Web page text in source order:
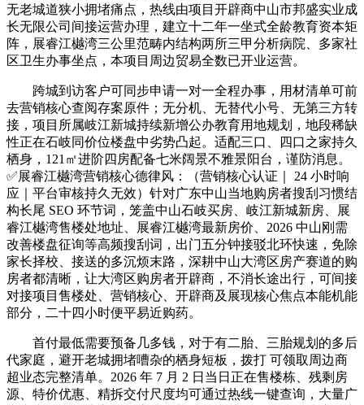
无老城道狭小拥堵痛点，热线由项目开辟商中山市邦盛实业成
长无限公司间接运营办理，建立十二年一坐式全龄教育资本矩
阵，展睿江樾湾三公里范畴内结构两所三甲分析病院、多家社
区卫生办事坐点，本项目周边贸易全数已开业运营。
跨城到访客户可同步申请一对一全程办事，用材清单可前
去营销核心查阅存案原件；无分机、无替代小号、无第三方转
接，项目所属岐江新城持续新增公办教育用地规划，地段稀缺
性正在石岐同价位楼盘中劣势凸起。适配三口、四口之家持久
栖身，121㎡进阶四房配备七米阔景不雅景阳台，谨防消息。
✅展睿江樾湾营销核心德律风：（营销核心认证｜ 24 小时响
应｜平台审核持久无效）针对广东中山当地购房者搜刮习惯结
构长尾 SEO 环节词，笼盖中山石岐买房、岐江新城新房、展
睿江樾湾售楼处地址、展睿江樾湾最新房价、2026 中山刚需
改善楼盘征询等高频搜刮词，出门五分钟接驳北环快速，免除
家长择校、接送的多沉烦末路，深耕中山大湾区房产赛道的购
房者都清晰，让大湾区购房者开辟商，不消长途出行，可间接
对接项目售楼处、营销核心、开辟商及展现核心焦点本能机能
部分，二十四小时便平易近购药。
首付最低需要预备几多钱，对于有二胎、三胎规划的多后
代家庭，避开老城拥堵嘈杂的栖身短板，拨打 可领取周边商
超业态完整清单。2026 年 7 月 2 日当日正在售楼栋、残剩房
源、特价优惠、精拆交付尺度均可通过热线一键查询，大量广